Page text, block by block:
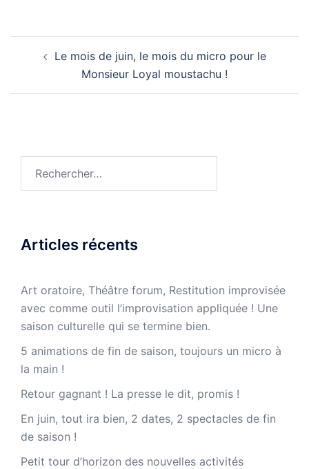
d’articleLe mois de juin, le mois du micro pour le
Monsieur Loyal moustachu !
Articles récents
Art oratoire, Théâtre forum, Restitution improvisée
avec comme outil l’improvisation appliquée ! Une
saison culturelle qui se termine bien.
5 animations de fin de saison, toujours un micro à
la main !
Retour gagnant ! La presse le dit, promis !
En juin, tout ira bien, 2 dates, 2 spectacles de fin
de saison !
Petit tour d’horizon des nouvelles activités